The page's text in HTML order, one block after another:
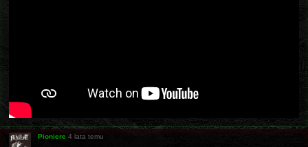
Pioniere 4 lata temu